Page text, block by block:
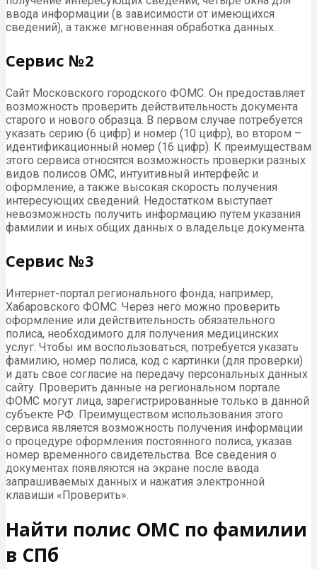
ввода информации (в зависимости от имеющихся
сведений), а также мгновенная обработка данных.
Сервис №2
Сайт Московского городского ФОМС. Он предоставляет
возможность проверить действительность документа
старого и нового образца. В первом случае потребуется
указать серию (6 цифр) и номер (10 цифр), во втором –
идентификационный номер (16 цифр). К преимуществам
этого сервиса относятся возможность проверки разных
видов полисов ОМС, интуитивный интерфейс и
оформление, а также высокая скорость получения
интересующих сведений. Недостатком выступает
невозможность получить информацию путем указания
фамилии и иных общих данных о владельце документа.
Сервис №3
Интернет-портал регионального фонда, например,
Хабаровского ФОМС. Через него можно проверить
оформление или действительность обязательного
полиса, необходимого для получения медицинских
услуг. Чтобы им воспользоваться, потребуется указать
фамилию, номер полиса, код с картинки (для проверки)
и дать свое согласие на передачу персональных данных
сайту. Проверить данные на региональном портале
ФОМС могут лица, зарегистрированные только в данной
субъекте РФ. Преимуществом использования этого
сервиса является возможность получения информации
о процедуре оформления постоянного полиса, указав
номер временного свидетельства. Все сведения о
документах появляются на экране после ввода
запрашиваемых данных и нажатия электронной
клавиши «Проверить».
Найти полис ОМС по фамилии
в СПб